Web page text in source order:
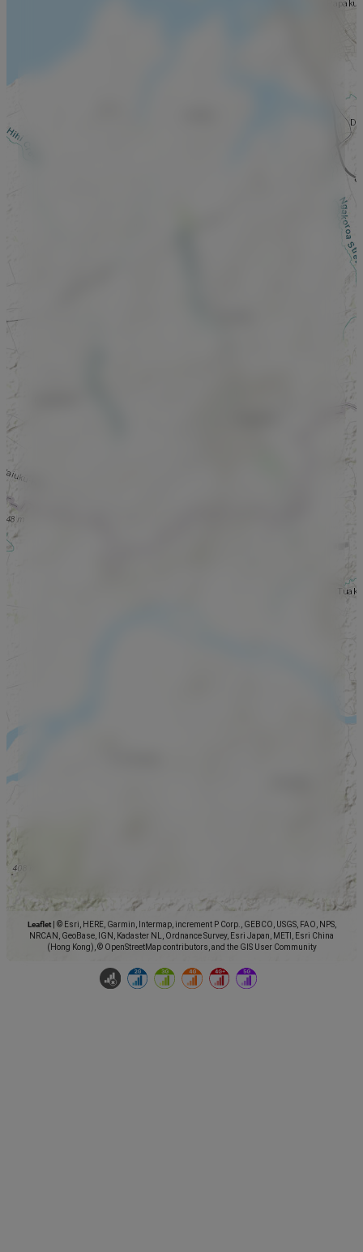
Leaflet
© Esri, HERE, Garmin, Intermap, increment P Corp., GEBCO, USGS, FAO, NPS,
NRCAN, GeoBase, IGN, Kadaster NL, Ordnance Survey, Esri Japan, METI, Esri China
(Hong Kong), © OpenStreetMap contributors, and the GIS User Community